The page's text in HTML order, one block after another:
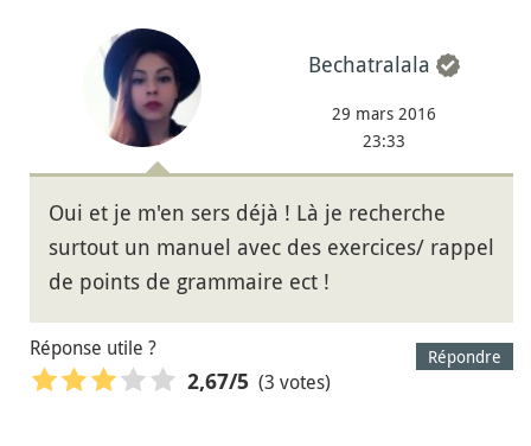
Bechatralala
29 mars 2016
23:33
Oui et je m'en sers déjà ! Là je recherche
surtout un manuel avec des exercices/ rappel
de points de grammaire ect !
Répondre
Réponse utile ?
2,67/5 (3 votes)